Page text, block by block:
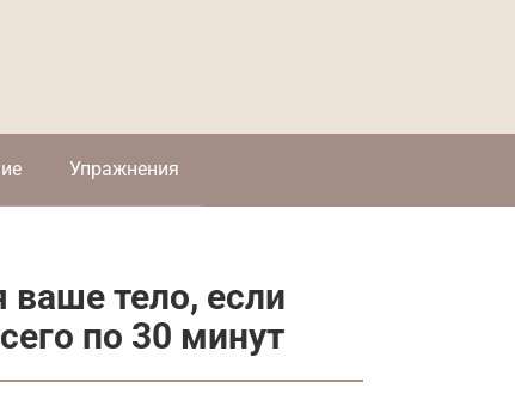
Упражнения
тело, если
по 30 минут